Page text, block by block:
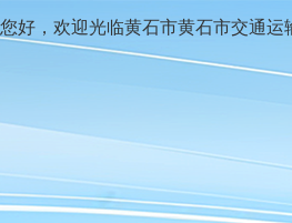
您好，欢迎光临黄石市黄石市交通运